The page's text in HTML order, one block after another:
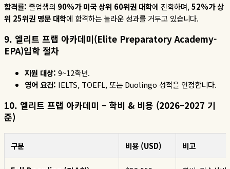
합격률: 졸업생의 90%가 미국상위 60위권 대학에 진학하며, 52%가상
위 25위권 명문 대학에 합격하는 놀라운 성과를 거두고 있습니다.
9. 엘리트 프랩 아카데미(Elite Preparatory Academy-
EPA)입학 절차
지원 대상: 9~12학년.
영어요건: IELTS, TOEFL, 또는 Duolingo 성적을 인정합니다.
10. 엘리트 프랩 아카데미 – 학비 & 비용 (2026–2027 기
준)
구분 비용 (USD) 비고